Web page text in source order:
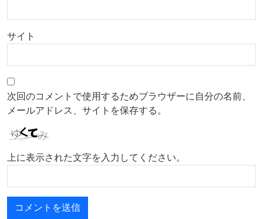
サイト
次回のコメントで使用するためブラウザーに自分の名前、
メールアドレス、サイトを保存する。
上に表示された文字を入力してください。